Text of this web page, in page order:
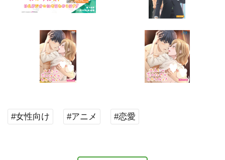
#女性向け #アニメ #恋愛